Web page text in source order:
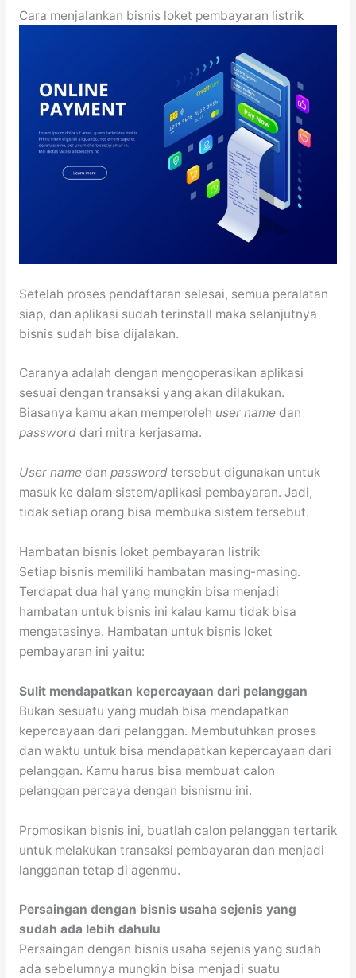
Cara menjalankan bisnis loket pembayaran listrik
Setelah proses pendaftaran selesai, semua peralatan
siap, dan aplikasi sudah terinstall maka selanjutnya
bisnis sudah bisa dijalakan.
Caranya adalah dengan mengoperasikan aplikasi
sesuai dengan transaksi yang akan dilakukan.
Biasanya kamu akan memperoleh user namedan
passworddari mitra kerjasama.
User namedan passwordtersebut digunakan untuk
masuk ke dalam sistem/aplikasi pembayaran. Jadi,
tidak setiap orang bisa membuka sistem tersebut.
Hambatan bisnis loket pembayaran listrik
Setiap bisnis memiliki hambatan masing-masing.
Terdapat dua hal yang mungkin bisa menjadi
hambatan untuk bisnis ini kalau kamu tidak bisa
mengatasinya. Hambatan untuk bisnis loket
pembayaran ini yaitu:
Sulit mendapatkan kepercayaan dari pelanggan
Bukan sesuatu yang mudah bisa mendapatkan
kepercayaan dari pelanggan. Membutuhkan proses
dan waktu untuk bisa mendapatkan kepercayaan dari
pelanggan. Kamu harus bisa membuat calon
pelanggan percaya dengan bisnismu ini.
Promosikan bisnis ini, buatlah calon pelanggan tertarik
untuk melakukan transaksi pembayaran dan menjadi
langganan tetap di agenmu.
Persaingan dengan bisnis usaha sejenis yang
sudah ada lebih dahulu
Persaingan dengan bisnis usaha sejenis yang sudah
ada sebelumnya mungkin bisa menjadi suatu